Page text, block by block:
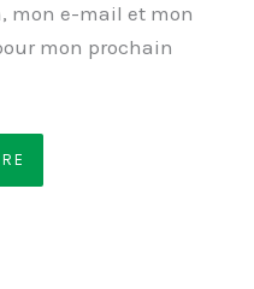
mon e-mail et mon
mon prochain